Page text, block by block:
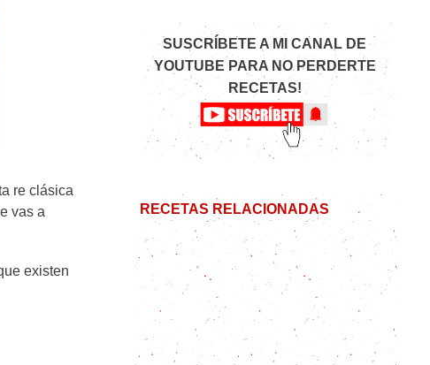
re clásica
vas a
existen
SUSCRÍBETE A MI CANAL DE
YOUTUBE PARA NO PERDERTE
RECETAS!
RECETAS RELACIONADAS
Cómo hacer crema pastelera en 5
minutos
Pestiños, un típico dulce andaluz